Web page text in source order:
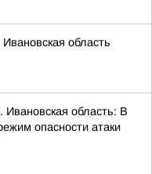
область
область: В
опасности атаки